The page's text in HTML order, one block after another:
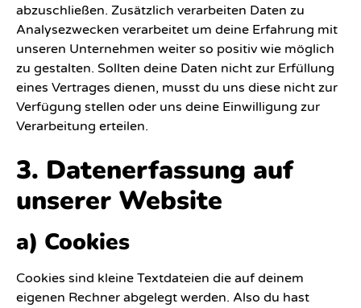
abzuschließen. Zusätzlich verarbeiten Daten zu
Analysezwecken verarbeitet um deine Erfahrung mit
unseren Unternehmen weiter so positiv wie möglich
zu gestalten. Sollten deine Daten nicht zur Erfüllung
eines Vertrages dienen, musst du uns diese nicht zur
Verfügung stellen oder uns deine Einwilligung zur
Verarbeitung erteilen.
3. Datenerfassung auf
unserer Website
a) Cookies
Cookies sind kleine Textdateien die auf deinem
eigenen Rechner abgelegt werden. Also du hast